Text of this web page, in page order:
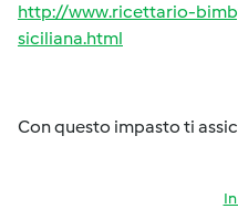
http://www.ricettario-
siciliana.html
Con questo impasto ti